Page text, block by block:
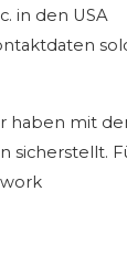
in den USA
haben mit
sicherstellt.